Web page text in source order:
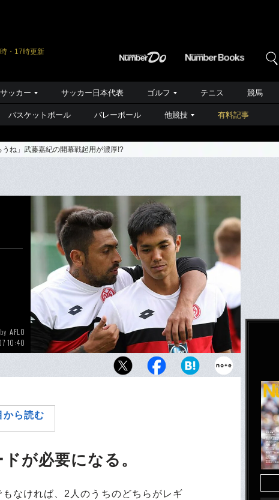
・17時更新
ッカー サッカー日本代表 ゴルフ テニス 競馬
バスケットボール バレーボール 他競技 有料記事
うね」武藤嘉紀の開幕戦起用が濃厚!?
AFLO
10:40
英語を流暢に話し、スペイン語でも意思疎通が可能。そし
から読む
が必要になる。
なければ、2人のうちのどちらがレギ